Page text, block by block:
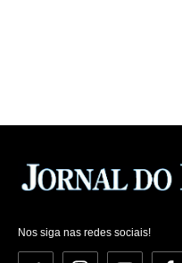
Nos siga nas redes sociais!